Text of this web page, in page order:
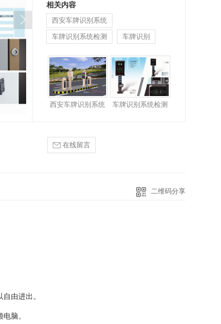
相关内容
西安车牌识别系统
车牌识别系统检测 车牌识别
西安车牌识别系统 车牌识别系统检测
在线留言
二维码分享
由进出。
脑。